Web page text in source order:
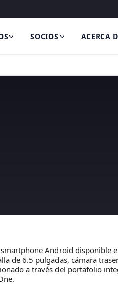
SOCIOS ACERCA
smartphone Android disponible
de 6.5 pulgadas, cámara
a través del portafolio